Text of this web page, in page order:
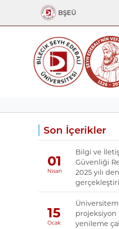
BŞEÜ
Son İçerikler
01
Nisan
Bilgi ve
Güvenliği
2025 yılı
15
Ocak
projeksiyon
yenileme